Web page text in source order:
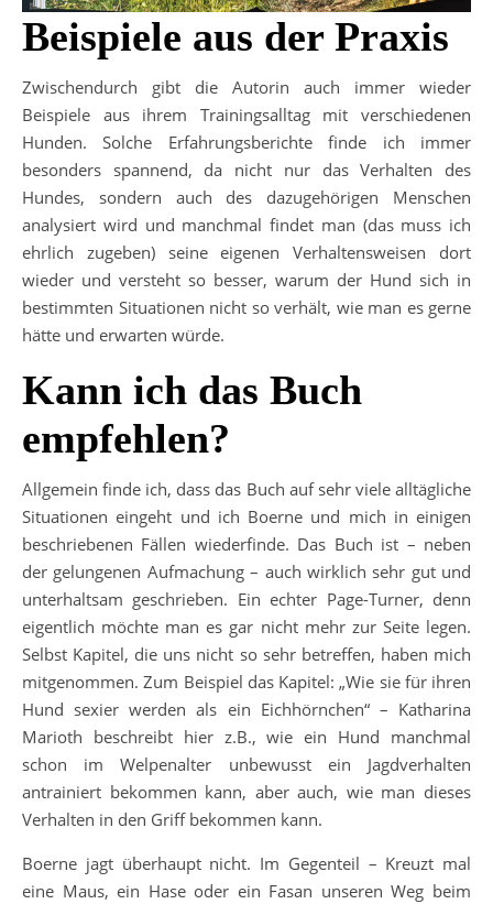
Beispiele aus der Praxis
Zwischendurch gibt die Autorin auch immer wieder
Beispiele aus ihrem Trainingsalltag mit verschiedenen
Hunden. Solche Erfahrungsberichte finde ich immer
besonders spannend, da nicht nur das Verhalten des
Hundes, sondern auch des dazugehörigen Menschen
analysiert wird und manchmal findet man (das muss ich
ehrlich zugeben) seine eigenen Verhaltensweisen dort
wieder und versteht so besser, warum der Hund sich in
bestimmten Situationen nicht so verhält, wie man es gerne
hätte und erwarten würde.
Kann ich das Buch
empfehlen?
Allgemein finde ich, dass das Buch auf sehr viele alltägliche
Situationen eingeht und ich Boerne und mich in einigen
beschriebenen Fällen wiederfinde. Das Buch ist – neben
der gelungenen Aufmachung – auch wirklich sehr gut und
unterhaltsam geschrieben. Ein echter Page-Turner, denn
eigentlich möchte man es gar nicht mehr zur Seite legen.
Selbst Kapitel, die uns nicht so sehr betreffen, haben mich
mitgenommen. Zum Beispiel das Kapitel: „Wie sie für ihren
Hund sexier werden als ein Eichhörnchen“ – Katharina
Marioth beschreibt hier z.B., wie ein Hund manchmal
schon im Welpenalter unbewusst ein Jagdverhalten
antrainiert bekommen kann, aber auch, wie man dieses
Verhalten in den Griff bekommen kann.
Boerne jagt überhaupt nicht. Im Gegenteil – Kreuzt mal
eine Maus, ein Hase oder ein Fasan unseren Weg beim